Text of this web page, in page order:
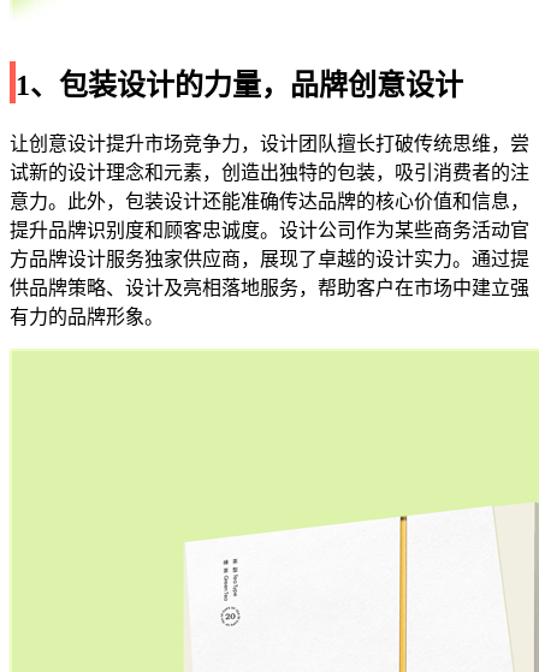
1、包装设计的力量，品牌创意设计
让创意设计提升市场竞争力，设计团队擅长打破传统思维，尝
试新的设计理念和元素，创造出独特的包装，吸引消费者的注
意力。此外，包装设计还能准确传达品牌的核心价值和信息，
提升品牌识别度和顾客忠诚度。设计公司作为某些商务活动官
方品牌设计服务独家供应商，展现了卓越的设计实力。通过提
供品牌策略、设计及亮相落地服务，帮助客户在市场中建立强
有力的品牌形象。